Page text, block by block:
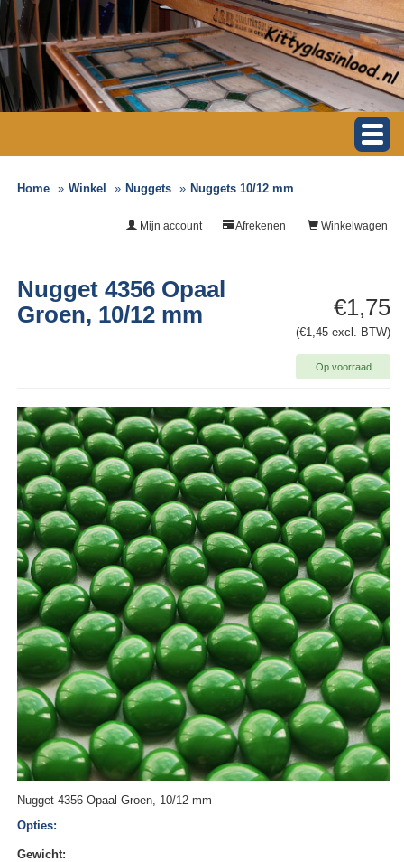
Home Winkel Nuggets Nuggets 10/12 mm
Winkelwagen
Afrekenen
Mijn account
€1,75
(€1,45 excl. BTW)
Op voorraad
Nugget 4356 Opaal
Groen, 10/12 mm
Nugget 4356 Opaal Groen, 10/12 mm
Opties:
Gewicht: